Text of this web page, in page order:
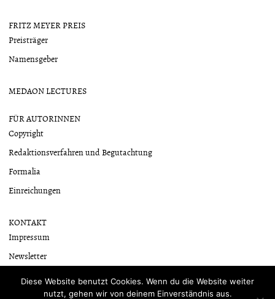
FRITZ MEYER PREIS
Preisträger
Namensgeber
MEDAON LECTURES
FÜR AUTORINNEN
Copyright
Redaktionsverfahren und Begutachtung
Formalia
Einreichungen
KONTAKT
Impressum
Newsletter
Diese Website benutzt Cookies. Wenn du die Website weiter
nutzt, gehen wir von deinem Einverständnis aus.